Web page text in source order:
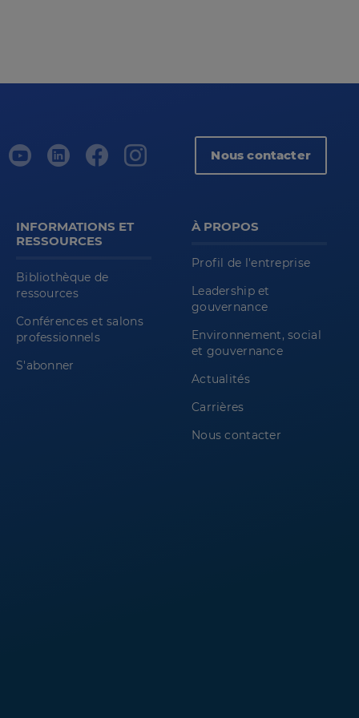
Nous contacter
INFORMATIONS ET
RESSOURCES
Bibliothèque de
ressources
Conférences et salons
professionnels
S'abonner
À PROPOS
Profil de l'entreprise
Leadership et
gouvernance
Environnement, social
et gouvernance
Actualités
Carrières
Nous contacter